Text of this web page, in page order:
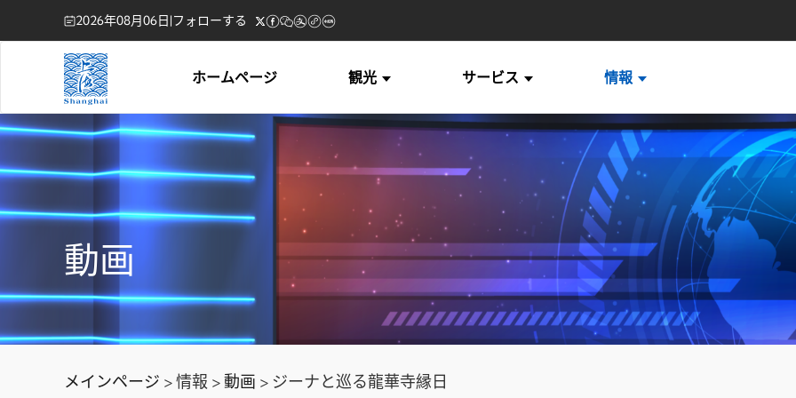
2026年08月06日|フォローする
ホームページ 観光 サービス 情報
動画
メインページ > 情報 >動画 > ジーナと巡る龍華寺縁日